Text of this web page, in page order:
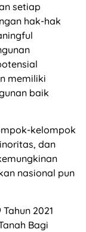
setiap
hak-hak
memiliki
baik
kelompok
dan
nasional pun
2021
Bagi